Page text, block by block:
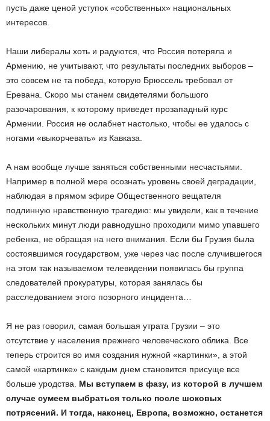
пусть даже ценой уступок «собственных» национальных
интересов.
Наши либералы хоть и радуются, что Россия потеряла и
Армению, не учитывают, что результаты последних выборов –
это совсем не та победа, которую Брюссель требовал от
Еревана. Скоро мы станем свидетелями большого
разочарования, к которому приведет прозападный курс
Армении. Россия не ослабнет настолько, чтобы ее удалось с
ногами «выкорчевать» из Кавказа.
А нам вообще лучше заняться собственными несчастьями.
Например в полной мере осознать уровень своей деградации,
наблюдая в прямом эфире Общественного вещателя
подлинную нравственную трагедию: мы увидели, как в течение
нескольких минут люди равнодушно проходили мимо упавшего
ребенка, не обращая на него внимания. Если бы Грузия была
состоявшимся государством, уже через час после случившегося
на этом так называемом телевидении появилась бы группа
следователей прокуратуры, которая занялась бы
расследованием этого позорного инцидента…
Я не раз говорил, самая большая утрата Грузии – это
отсутствие у населения прежнего человеческого облика. Все
теперь строится во имя создания нужной «картинки», а этой
самой «картинке» с каждым днем становится присуще все
больше уродства. Мы вступаем в фазу, из которой в лучшем
случае сумеем выбраться только после шоковых
потрясений. И тогда, наконец, Европа, возможно, останется